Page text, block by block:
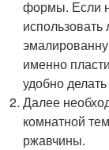
формы. Если
именно
удобно
Далее
комнатной
ржавчины.